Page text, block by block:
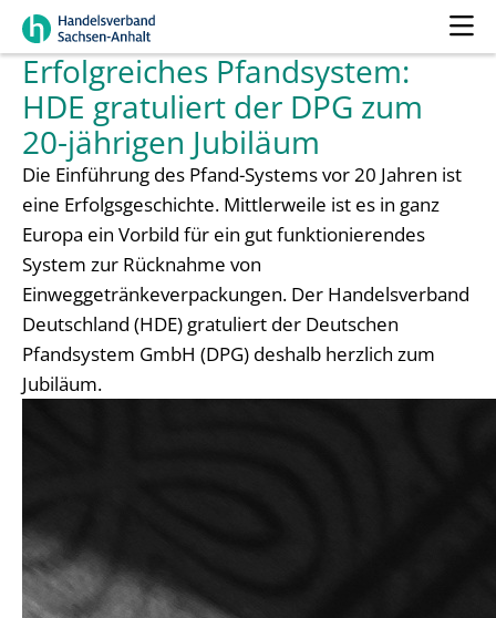
Erfolgreiches Pfandsystem:
HDE gratuliert der DPG zum
20-jährigen Jubiläum
Die Einführung des Pfand-Systems vor 20 Jahren ist
eine Erfolgsgeschichte. Mittlerweile ist es in ganz
Europa ein Vorbild für ein gut funktionierendes
System zur Rücknahme von
Einweggetränkeverpackungen. Der Handelsverband
Deutschland (HDE) gratuliert der Deutschen
Pfandsystem GmbH (DPG) deshalb herzlich zum
Jubiläum.